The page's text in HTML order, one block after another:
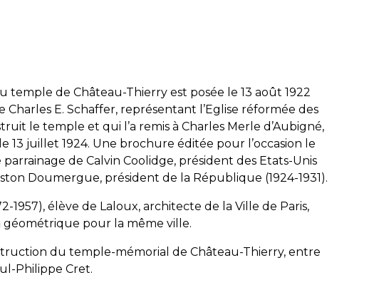
temple de Château-Thierry est posée le 13 août 1922
Charles E. Schaffer, représentant l’Eglise réformée des
le temple et qui l’a remis à Charles Merle d’Aubigné,
13 juillet 1924. Une brochure éditée pour l’occasion le
de Calvin Coolidge, président des Etats-Unis
Doumergue, président de la République (1924-1931).
1957), élève de Laloux, architecte de la Ville de Paris,
géométrique pour la même ville.
du temple-mémorial de Château-Thierry, entre
Philippe Cret.